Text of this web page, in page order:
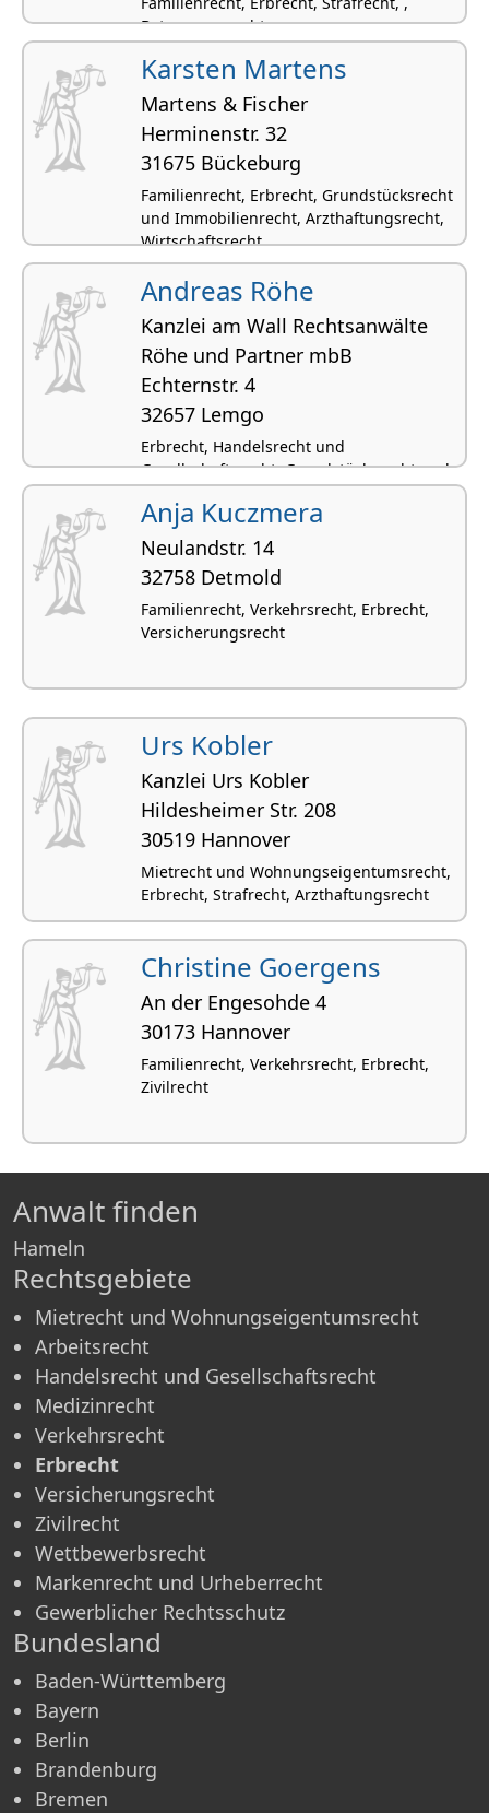
Betreuungsrecht
Karsten Martens
Martens & Fischer
Herminenstr. 32
31675 Bückeburg
Familienrecht, Erbrecht, Grundstücksrecht
und Immobilienrecht, Arzthaftungsrecht,
Wirtschaftsrecht
Andreas Röhe
Kanzlei am Wall Rechtsanwälte
Röhe und Partner mbB
Echternstr. 4
32657 Lemgo
Erbrecht, Handelsrecht und
Gesellschaftsrecht, Grundstücksrecht und
Immobilienrecht
Anja Kuczmera
Neulandstr. 14
32758 Detmold
Familienrecht, Verkehrsrecht, Erbrecht,
Versicherungsrecht
Urs Kobler
Kanzlei Urs Kobler
Hildes­heimer Str. 208
30519 Hannover
Mietrecht und Wohnungseigentumsrecht,
Erbrecht, Strafrecht, Arzthaftungsrecht
Christine Goergens
An der Engesohde 4
30173 Hannover
Familienrecht, Verkehrsrecht, Erbrecht,
Zivilrecht
Anwalt finden
Hameln
Rechtsgebiete
Mietrecht und Wohnungseigentumsrecht
Arbeitsrecht
Handelsrecht und Gesellschaftsrecht
Medizinrecht
Verkehrsrecht
Erbrecht
Versicherungsrecht
Zivilrecht
Wettbewerbsrecht
Markenrecht und Urheberrecht
Gewerblicher Rechtsschutz
Bundesland
Baden-Württemberg
Bayern
Berlin
Brandenburg
Bremen